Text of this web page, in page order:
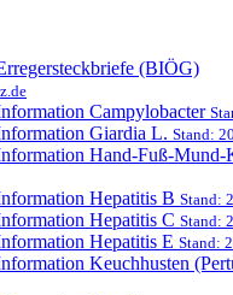
(BIÖG)
Campylobacter
Giardia L. Stand:
Hand-Fuß-Mund-
Hepatitis B Stand:
Hepatitis C Stand:
Hepatitis E Stand:
Keuchhusten